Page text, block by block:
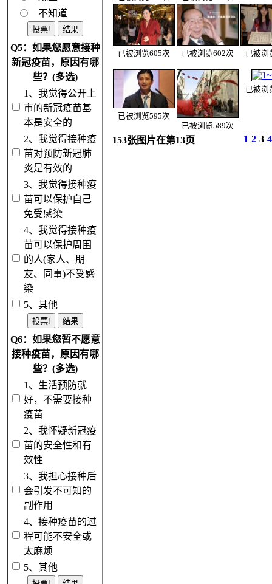
不知道
Q5：如果您愿意接种
新冠疫苗，原因有哪
些？(多选)
1、我觉得公开上
市的新冠疫苗基
本是安全的
2、我觉得接种疫
苗对预防新冠肺
炎是有效的
3、我觉得接种疫
苗可以保护自己
免受感染
4、我觉得接种疫
苗可以保护周围
的人(家人、朋
友、同事)不受感
染
5、其他
Q6：如果您暂不愿意
接种疫苗，原因有哪
些？(多选)
1、生活预防就
好，不需要接种
疫苗
2、我怀疑新冠疫
苗的安全性和有
效性
3、我担心接种后
会引发不可知的
副作用
4、接种疫苗的过
程可能不安全或
太麻烦
5、其他
已被浏览605次 已被浏览602次 已被浏
已被浏览595次
已被浏览589次
已被浏
153张图片在第13页 1 2 3 4